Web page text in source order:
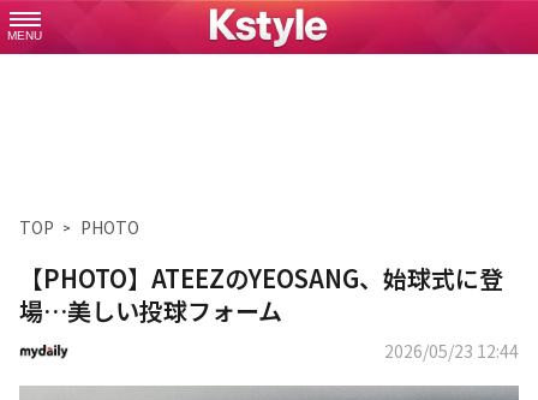
MENU
TOP PHOTO
【PHOTO】ATEEZのYEOSANG、始球式に登
場…美しい投球フォーム
2026/05/23 12:44